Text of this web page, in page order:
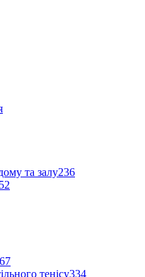
та залу236
52
тенісу334